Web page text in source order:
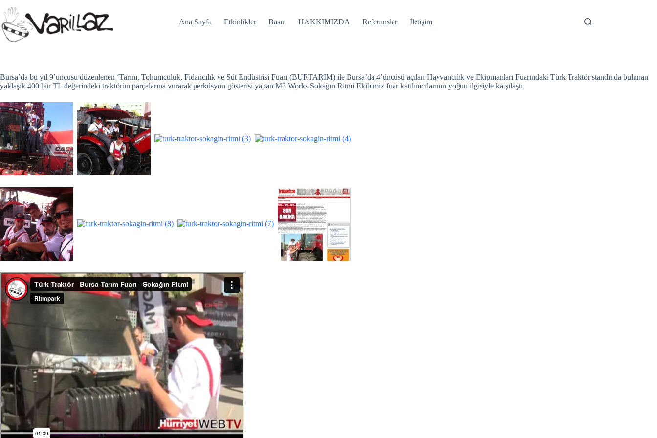
to
content
Ana Sayfa Etkinlikler Basın HAKKIMIZDA Referanslar İletişim
Bursa’da bu yıl 9’uncusu düzenlenen ‘Tarım, Tohumculuk, Fidancılık ve Süt Endüstrisi Fuarı (BURTARIM) ile Bursa’da 4’üncüsü açılan Hayvancılık ve Ekipmanları Fuarındaki Türk Traktör standında bulunan
yaklaşık 400 bin TL değerindeki traktörün parçalarına vurarak perküsyon gösterisi yapan M3 Works Sokağın Ritmi Ekibimiz fuar katılımcılarının yoğun ilgisiyle karşılaştı.